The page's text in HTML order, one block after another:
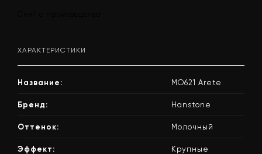
ХАРАКТЕРИСТИКИ
Название: MO621 Arete
Бренд: Hanstone
Оттенок: Молочный
Эффект:
Крупные